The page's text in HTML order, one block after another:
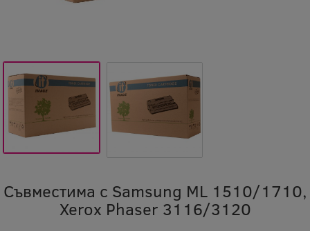
Съвместима с Samsung ML 1510/1710,
Xerox Phaser 3116/3120